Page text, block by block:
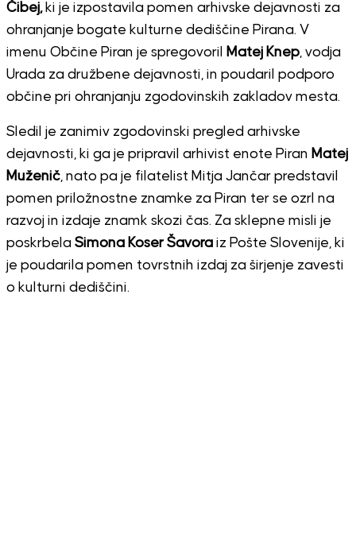
Čibej,ki je izpostavila pomen arhivske dejavnosti za
ohranjanje bogate kulturne dediščine Pirana. V
imenu Občine Piran je spregovoril
Matej Knep, vodja
Urada za družbene dejavnosti, in poudaril podporo
občine pri ohranjanju zgodovinskih zakladov mesta.
Sledil je zanimiv zgodovinski pregled arhivske
dejavnosti, ki ga je pripravil arhivist enote Piran Matej
Muženič, nato pa je filatelist Mitja Jančar predstavil
pomen priložnostne znamke za Piran ter se ozrl na
razvoj in izdaje znamk skozi čas. Za sklepne misli je
poskrbela Simona Koser Šavoraiz Pošte Slovenije, ki
je poudarila pomen tovrstnih izdaj za širjenje zavesti
o kulturni dediščini.